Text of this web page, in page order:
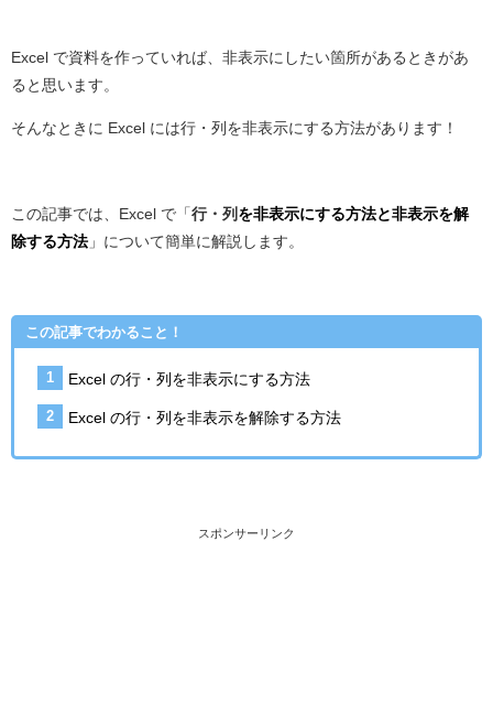
Excel で資料を作っていれば、非表示にしたい箇所があるときがあ
ると思います。
そんなときに Excel には行・列を非表示にする方法があります！
この記事では、Excel で「 行・列 を非表示にする方法と非表示を解
除する方法 」について簡単に解説します。
この記事でわかること！
Excel の行・列を非表示にする方法
Excel の行・列を非表示を解除する方法
スポンサーリンク